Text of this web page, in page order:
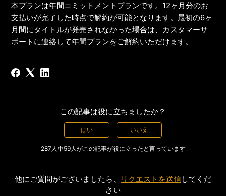
本プランは年間コミットメントプランです。12ヶ月分のお
支払いが完了した時点で解約が可能となります。最初の6ヶ
月間にタイトルが発売されなかった場合は、カスタマーサ
ポートに連絡して年間プランをご解約いただけます。
この記事は役に立ちましたか？
はい いいえ
287人中59人がこの記事が役に立ったと言っています
他にご質問がございましたら、 リクエストを送信してくだ
さい